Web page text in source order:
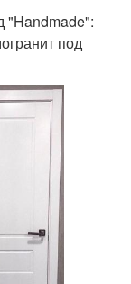
"Handmade":
под